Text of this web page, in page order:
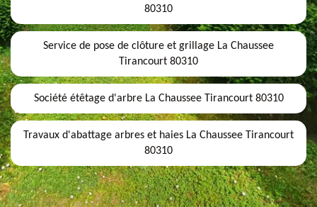
80310
Service de pose de clôture et grillage La Chaussee
Tirancourt 80310
Société étêtage d'arbre La Chaussee Tirancourt 80310
Travaux d'abattage arbres et haies La Chaussee Tirancourt
80310